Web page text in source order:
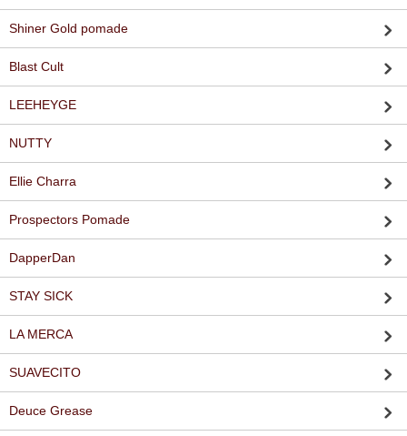
Shiner Gold pomade
Blast Cult
LEEHEYGE
NUTTY
Ellie Charra
Prospectors Pomade
DapperDan
STAY SICK
LA MERCA
SUAVECITO
Deuce Grease